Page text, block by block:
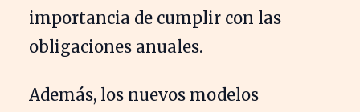
importancia de cumplir con las
obligaciones anuales.
Además, los nuevos modelos